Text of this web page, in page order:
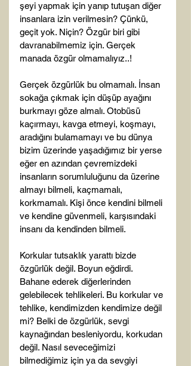
şeyi yapmak için yanıp tutuşan diğer
insanlara izin verilmesin? Çünkü,
geçit yok. Niçin? Özgür biri gibi
davranabilmemiz için. Gerçek
manada özgür olmamalıyız..!
Gerçek özgürlük bu olmamalı. İnsan
sokağa çıkmak için düşüp ayağını
burkmayı göze almalı. Otobüsü
kaçırmayı, kavga etmeyi, koşmayı,
aradığını bulamamayı ve bu dünya
bizim üzerinde yaşadığımız bir yerse
eğer en azından çevremizdeki
insanların sorumluluğunu da üzerine
almayı bilmeli, kaçmamalı,
korkmamalı. Kişi önce kendini bilmeli
ve kendine güvenmeli, karşısındaki
insanı da kendinden bilmeli.
Korkular tutsaklık yarattı bizde
özgürlük değil. Boyun eğdirdi.
Bahane ederek diğerlerinden
gelebilecek tehlikeleri. Bu korkular ve
tehlike, kendimizden kendimize değil
mi? Belki de özgürlük, sevgi
kaynağından besleniyordu, korkudan
değil. Nasıl seveceğimizi
bilmediğimiz için ya da sevgiyi